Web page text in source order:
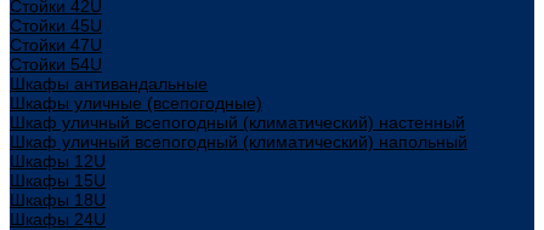
Стойки 42U
Стойки 45U
Стойки 47U
Стойки 54U
Шкафы антивандальные
Шкафы уличные (всепогодные)
Шкаф уличный всепогодный (климатический) настенный
Шкаф уличный всепогодный (климатический) напольный
Шкафы 12U
Шкафы 15U
Шкафы 18U
Шкафы 24U